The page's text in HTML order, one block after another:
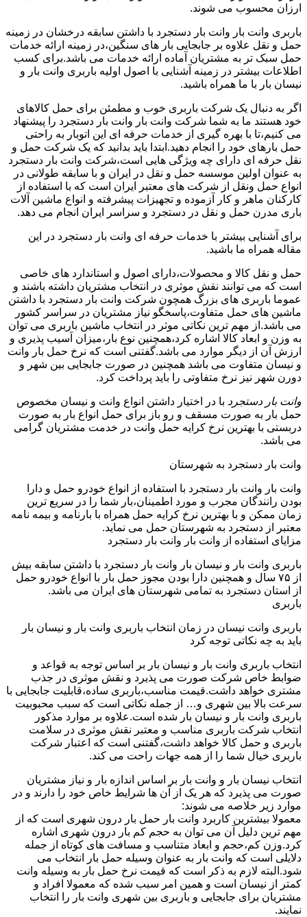
ارزان محسوب می شوند.
باربری وانت بار وانت بار دستجرد با داشتن سابقه درخشان در زمینه
حمل و نقل علاوه بر جابجایی بار های سنگین،در زمینه ارائه خدمات
حمل سبک تر به مشتریان آماده ارائه خدمات می باشد.برای کسب
اطلاعات بیشتر در زمینه آشنایی با اصول اولیه باربری وانت بار و
نیسان بار با ما همراه باشید.
اگر به دنبال یک شرکت باربری خوب و مطمئن برای حمل کالاهای
خود هستند ما به شما شرکت وانت بار وانت بار دستجرد را پیشنهاد
می کنیم،تا با بهره گیری از خدمات حرفه ای این اتوبار به راحتی
حمل بارهای خود را انجام دهید.ابتدا باید بدانید که یک شرکت حمل و
نقل حرفه ای دارای چه ویژگی هایی است،شرکت وانت بار دستجرد
به عنوان اولین موسسه حمل و نقل در ایران و با سابقه طولانی در
انواع حمل ونقل از شرکت های معتبر ایران است که با استفاده از
کارکنان ماهر و کار آزموده و تجهیزات پیشرفته و انواع ماشین آلات
باری مدرن حمل و نقل در دستجرد و سراسر ایران انجام می دهد.
برای آشنایی بیشتر با خدمات حرفه ای وانت بار دستجرد در این
مقاله همراه ما باشید.
حمل و نقل کالا و محصولات،دارای اصول و استاندارد های خاصی
است که می توانند نقش موثری در انتخاب مشتریان داشته باشند و
عموما باربری های بزرگ همچون شرکت وانت بار دستجرد با داشتن
ماشین های حمل متفاوت،پاسخگو نیاز مشتریان در سراسر کشور
می باشد.از مهم ترین نکاتی موثر در انتخاب ماشین باربری می توان
به وزن و ابعاد کالا اشاره کرد،همچنین نوع بار،میزان آسیب پذیری و
ارزش آن از دیگر موارد می باشد.گفتنی است که نرخ حمل بار وانت
و نیسان متفاوت می باشد همچنین در صورت جابجایی بین شهر و
دورن شهر نیز نرخ متفاوتی را باید پرداخت کرد.
وانت بار دستجرد با در اختیار داشتن انواع وانت و نیسان مخصوص
حمل بار به صورت مسقف و رو باز برای حمل انواع بار به صورت
دربستی با بهترین نرخ کرایه حمل وانت در خدمت مشتریان گرامی
می باشد.
وانت بار دستجرد به شهرستان
وانت بار وانت بار دستجرد با استفاده از انواع خودرو حمل و دارا
بودن رانندگان مجرب و مورد اطمینان،بار شما را در سریع ترین
زمان ممکن و با بهترین نرخ کرایه حمل همراه با بارنامه و بیمه نامه
معتبر از دستجرد به شهرستان حمل می نماید.
مزایای استفاده از وانت بار وانت بار دستجرد
باربری وانت بار و نیسان بار وانت بار دستجرد با داشتن سابقه بیش
از ۷۵ سال و همچنین دارا بودن مجوز حمل بار با انواع خودرو حمل
از استان دستجرد به تمامی شهرستان های ایران می باشد.
باربری
باربری وانت نیسان در زمان انتخاب باربری وانت بار و نیسان بار
باید به چه نکاتی توجه کرد
انتخاب باربری وانت بار و نیسان بار بر اساس توجه به قواعد و
ضوابط خاص شرکت صورت می پذیرد و نقش موثری در جذب
مشتری خواهد داشت.قیمت مناسب،باربری ساده،قابلیت جابجایی با
سرعت بالا بین شهری و… از جمله نکاتی است که سبب محبوبیت
باربری وانت بار و نیسان بار شده است.علاوه بر موارد مذکور
انتخاب شرکت باربری مناسب و معتبر نقش موثری در سلامت
باربری و حمل کالا خواهد داشت،گفتنی است که اعتبار شرکت
باربری خیال شما را از همه جهات راحت می کند.
انتخاب نیسان بار و وانت بار بر اساس اندازه بار و نیاز مشتریان
صورت می پذیرد که هر یک از آن ها شرایط خاص خود را دارند و در
موارد زیر خلاصه می شوند:
معمولا بیشترین کاربرد وانت بار حمل بار درون شهری است که از
مهم ترین دلیل آن می توان به حجم کم بار درون شهری اشاره
کرد.وزن کم،حجم و ابعاد متناسب و مسافت های کوتاه از جمله
دلایلی است که وانت بار به عنوان وسیله حمل بار انتخاب می
شود.البته لازم به ذکر است که قیمت نرخ حمل بار به وسیله وانت
کمتر از نیسان است و همین امر سبب شده که معمولا افراد و
مشتریان برای جابجایی و باربری بین شهری وانت بار را انتخاب
نمایند.